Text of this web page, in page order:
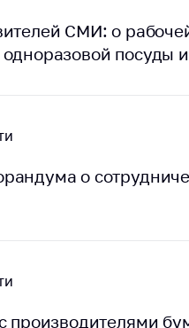
СМИ: о
посуды
о
производителями